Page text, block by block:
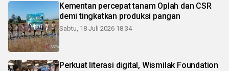
Kementan percepat tanam Oplah dan CSR
demi tingkatkan produksi pangan
Sabtu, 18 Juli 2026 18:34
Perkuat literasi digital, Wismilak Foundation